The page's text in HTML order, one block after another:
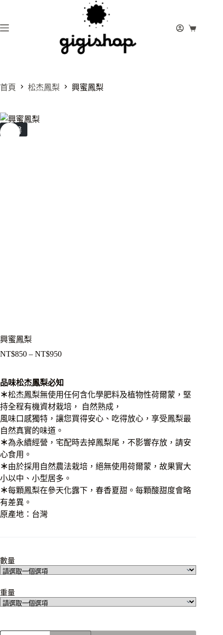
主
購
首頁 松杰鳳梨 興蜜鳳梨
售罄
興蜜鳳梨
NT$850 – NT$950價
範
圍：
NT$850
到
NT$950
品味松杰鳳梨必知
＊松杰鳳梨無使用任何含化學肥料及植物性荷爾蒙，堅
持全程有機資材栽培， 自然熟成，
風味口感獨特，讓您買得安心、吃得放心，享受鳳梨最
自然真實的味道。
＊為永續經營，宅配時去掉鳳梨尾，不影響存放，請安
心食用。
＊由於採用自然農法栽培，絕無使用荷爾蒙，故果實大
小以中、小型居多。
＊每顆鳳梨在參天化露下，春香夏甜。每顆酸甜度會略
有差異。
原產地：台灣
數量
重量